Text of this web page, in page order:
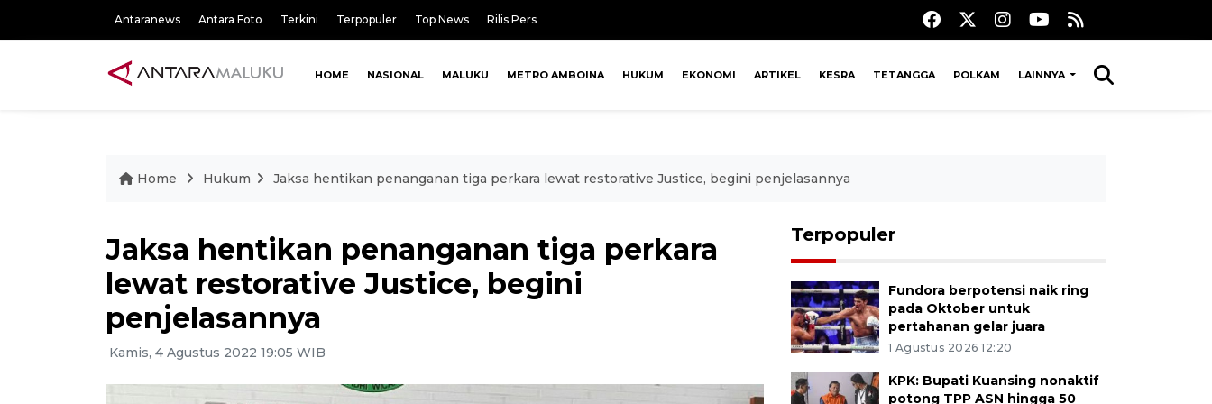
Antaranews Antara Foto Terkini Terpopuler Top News Rilis Pers
HOME NASIONAL MALUKU METRO AMBOINA HUKUM EKONOMI ARTIKEL KESRA TETANGGA POLKAM LAINNYA
Home Hukum Jaksa hentikan penanganan tiga perkara lewat restorative Justice, begini penjelasannya
Jaksa hentikan penanganan tiga perkara
lewat restorative Justice, begini
penjelasannya
Kamis, 4 Agustus 2022 19:05 WIB
Terpopuler
Fundora berpotensi naik ring
pada Oktober untuk
pertahanan gelar juara
1 Agustus 2026 12:20
KPK: Bupati Kuansing nonaktif
potong TPP ASN hingga 50